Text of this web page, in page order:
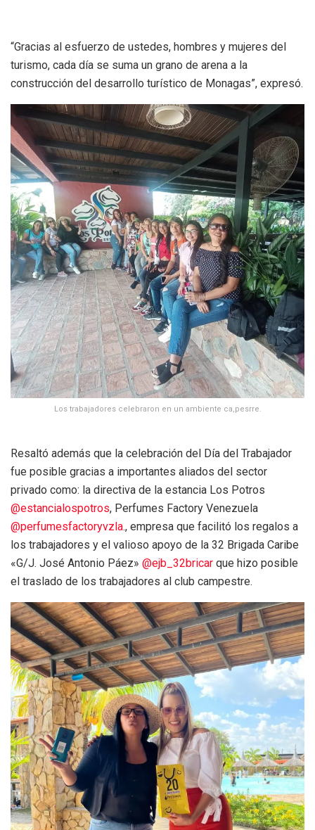
“Gracias al esfuerzo de ustedes, hombres y mujeres del
turismo, cada día se suma un grano de arena a la
construcción del desarrollo turístico de Monagas”, expresó.
Los trabajadores celebraron en un ambiente ca,pesrre.
Resaltó además que la celebración del Día del Trabajador
fue posible gracias a importantes aliados del sector
privado como: la directiva de la estancia Los Potros
@estancialospotros, Perfumes Factory Venezuela
@perfumesfactoryvzla., empresa que facilitó los regalos a
los trabajadores y el valioso apoyo de la 32 Brigada Caribe
«G/J. José Antonio Páez» @ejb_32bricar que hizo posible
el traslado de los trabajadores al club campestre.